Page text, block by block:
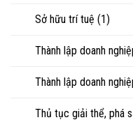
Sở hữu trí tuệ (1)
Thành lập doanh
Thành lập doanh
Thủ tục giải thể, phá